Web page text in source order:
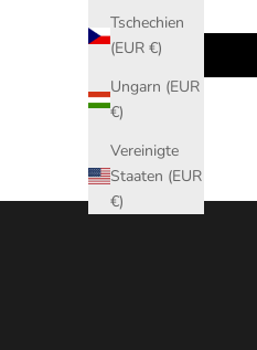
Tschechien
(EUR €)
Ungarn (EUR
€)
Vereinigte
Staaten (EUR
€)